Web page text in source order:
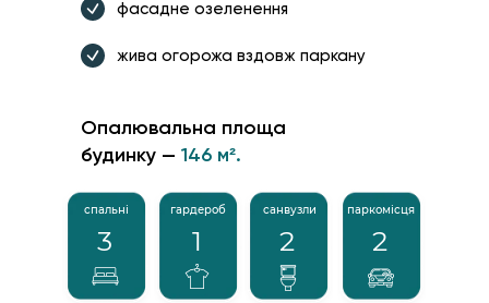
Опалювальна площа
будинку — 146 м².
спальні
3
гардероб
1
санвузли
2
паркомісця
2
фасадне озеленення
жива огорожа вздовж паркану